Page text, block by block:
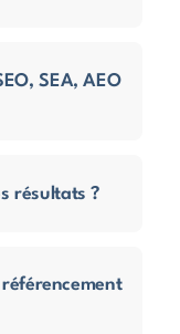
SEA, AEO
résultats ?